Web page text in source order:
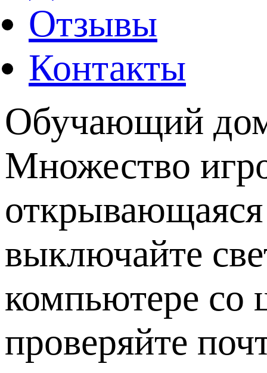
Отзывы
Контакты
Обучающий
Множество
выключайте
компьютере со
проверяйте